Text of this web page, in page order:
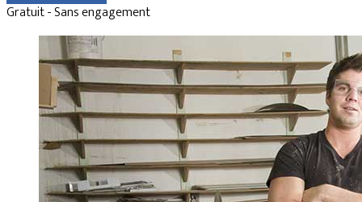
Gratuit - Sans engagement